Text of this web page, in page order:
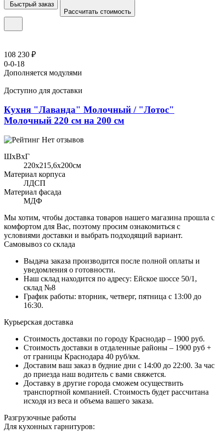
Быстрый заказ
Рассчитать стоимость
108 230 ₽
0-0-18
Дополняется модулями
Доступно для доставки
Кухня "Лаванда" Молочный / "Лотос"
Молочный 220 см на 200 см
Нет отзывов
ШхВхГ
220x215,6х200см
Материал корпуса
ЛДСП
Материал фасада
МДФ
Мы хотим, чтобы доставка товаров нашего магазина прошла с
комфортом для Вас, поэтому просим ознакомиться с
условиями доставки и выбрать подходящий вариант.
Самовывоз со склада
Выдача заказа производится после полной оплаты и
уведомления о готовности.
Наш склад находится по адресу: Ейское шоссе 50/1,
склад №8
График работы: вторник, четверг, пятница с 13:00 до
16:30.
Курьерская доставка
Стоимость доставки по городу Краснодар – 1900 руб.
Стоимость доставки в отдаленные районы – 1900 руб +
от границы Краснодара 40 руб/км.
Доставим ваш заказ в будние дни с 14:00 до 22:00. За час
до приезда наш водитель с вами свяжется.
Доставку в другие города сможем осуществить
транспортной компанией. Стоимость будет рассчитана
исходя из веса и объема вашего заказа.
Разгрузочные работы
Для кухонных гарнитуров: